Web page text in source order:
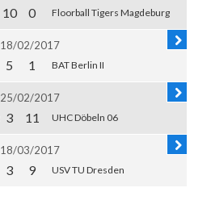
10 0 Floorball Tigers Magdeburg
18/02/2017
5 1 BAT Berlin II
25/02/2017
3 11 UHC Döbeln 06
18/03/2017
3 9 USV TU Dresden